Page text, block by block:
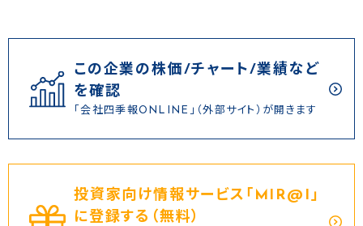
この企業の株価/チャート/業績など
を確認
「会社四季報ONLINE」（外部サイト）が開きます
投資家向け情報サービス｢MIR@I｣
に登録する（無料）